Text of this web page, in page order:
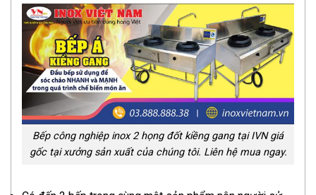
Bếp công nghiệp inox 2 họng đốt kiềng gang tại IVN giá
gốc tại xưởng sản xuất của chúng tôi. Liên hệ mua ngay.